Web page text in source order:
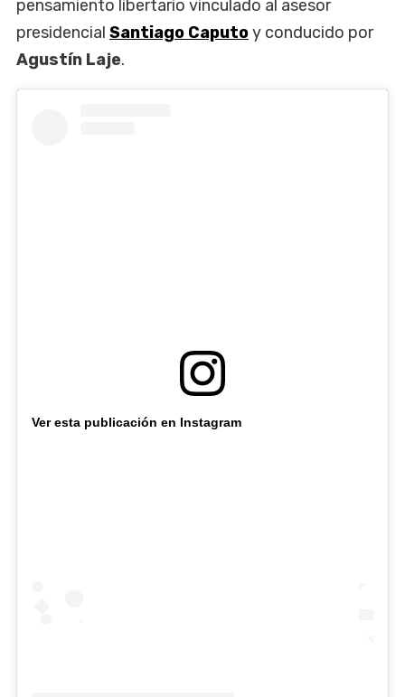
pensamiento libertario vinculado al asesor
presidencial Santiago Caputoy conducido por
Agustín Laje.
Ver esta publicación en Instagram